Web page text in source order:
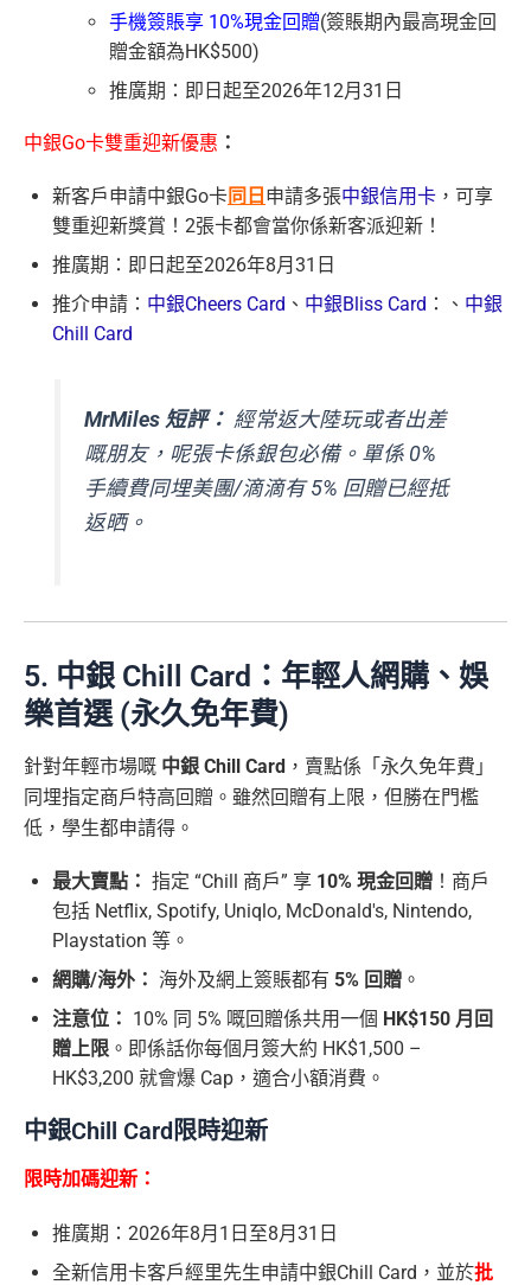
手機簽賬享 10%現金回贈(簽賬期內最高現金回
贈金額為HK$500)
推廣期：即日起至2026年12月31日
中銀Go卡雙重迎新優惠 ：
新客戶申請中銀Go卡同日 申請多張中銀信用卡 ，可享
雙重迎新獎賞！2張卡都會當你係新客派迎新！
推廣期：即日起至2026年8月31日
推介申請： 中銀Cheers Card 、 中銀Bliss Card ：、 中銀
Chill Card
MrMiles 短評： 經常返大陸玩或者出差
嘅朋友，呢張卡係銀包必備。單係 0%
手續費同埋美團/滴滴有 5% 回贈已經抵
返晒。
5. 中銀 Chill Card：年輕人網購、娛
樂首選 (永久免年費)
針對年輕市場嘅 中銀 Chill Card ，賣點係「永久免年費」
同埋指定商戶特高回贈。雖然回贈有上限，但勝在門檻
低，學生都申請得。
最大賣點： 指定 “Chill 商戶” 享 10% 現金回贈 ！商戶
包括 Netflix, Spotify, Uniqlo, McDonald's, Nintendo,
Playstation 等。
網購/海外： 海外及網上簽賬都有 5% 回贈 。
注意位： 10% 同 5% 嘅回贈係共用一個 HK$150 月回
贈上限 。即係話你每個月簽大約 HK$1,500 –
HK$3,200 就會爆 Cap，適合小額消費。
中銀Chill Card限時迎新
限時加碼迎新：
推廣期：2026年8月1日至8月31日
全新信用卡客戶經里先生申請中銀Chill Card，並於批